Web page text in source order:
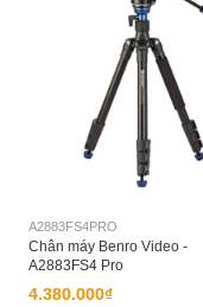
A2883FS4PRO
Chân máy Benro Video -
A2883FS4 Pro
4.380.000₫